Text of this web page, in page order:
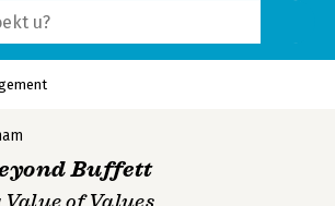
Buffett